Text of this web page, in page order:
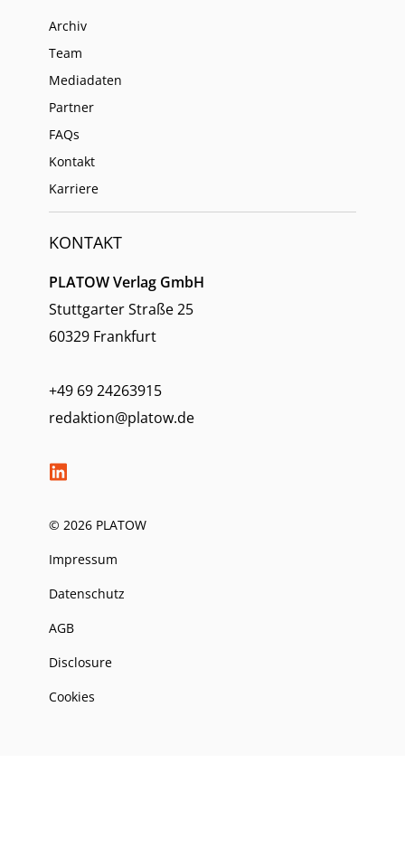
Archiv
Team
Mediadaten
Partner
FAQs
Kontakt
Karriere
KONTAKT
PLATOW Verlag GmbH
Stuttgarter Straße 25
60329 Frankfurt
+49 69 24263915
redaktion@platow.de
© 2026 PLATOW
Impressum
Datenschutz
AGB
Disclosure
Cookies